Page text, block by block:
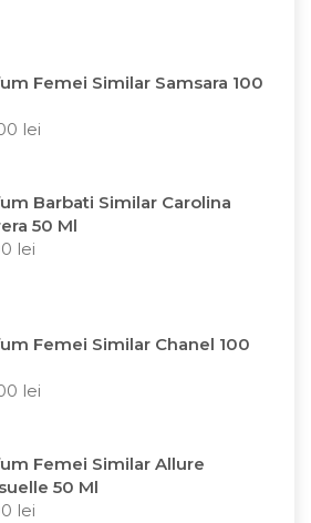
Femei Similar Samsara 100
lei
Barbati Similar Carolina
50 Ml
lei
Femei Similar Chanel 100
lei
Femei Similar Allure
50 Ml
lei